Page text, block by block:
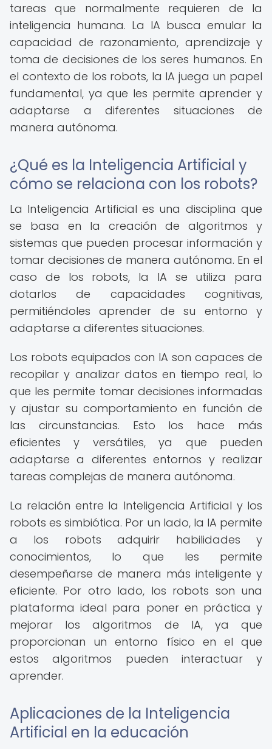
tareas que normalmente requieren de la
inteligencia humana. La IA busca emular la
capacidad de razonamiento, aprendizaje y
toma de decisiones de los seres humanos. En
el contexto de los robots, la IA juega un papel
fundamental, ya que les permite aprender y
adaptarse a diferentes situaciones de
manera autónoma.
¿Qué es la Inteligencia Artificial y
cómo se relaciona con los robots?
La Inteligencia Artificial es una disciplina que
se basa en la creación de algoritmos y
sistemas que pueden procesar información y
tomar decisiones de manera autónoma. En el
caso de los robots, la IA se utiliza para
dotarlos de capacidades cognitivas,
permitiéndoles aprender de su entorno y
adaptarse a diferentes situaciones.
Los robots equipados con IA son capaces de
recopilar y analizar datos en tiempo real, lo
que les permite tomar decisiones informadas
y ajustar su comportamiento en función de
las circunstancias. Esto los hace más
eficientes y versátiles, ya que pueden
adaptarse a diferentes entornos y realizar
tareas complejas de manera autónoma.
La relación entre la Inteligencia Artificial y los
robots es simbiótica. Por un lado, la IA permite
a los robots adquirir habilidades y
conocimientos, lo que les permite
desempeñarse de manera más inteligente y
eficiente. Por otro lado, los robots son una
plataforma ideal para poner en práctica y
mejorar los algoritmos de IA, ya que
proporcionan un entorno físico en el que
estos algoritmos pueden interactuar y
aprender.
Aplicaciones de la Inteligencia
Artificial en la educación